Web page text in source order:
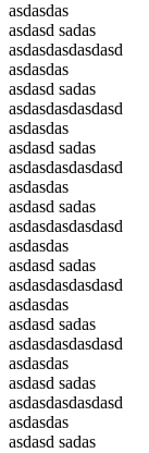
asdasdas
asdasd sadas
asdasdasdasdasd
asdasdas
asdasd sadas
asdasdasdasdasd
asdasdas
asdasd sadas
asdasdasdasdasd
asdasdas
asdasd sadas
asdasdasdasdasd
asdasdas
asdasd sadas
asdasdasdasdasd
asdasdas
asdasd sadas
asdasdasdasdasd
asdasdas
asdasd sadas
asdasdasdasdasd
asdasdas
asdasd sadas